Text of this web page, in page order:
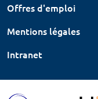
Offres d'emploi
Mentions légales
Intranet